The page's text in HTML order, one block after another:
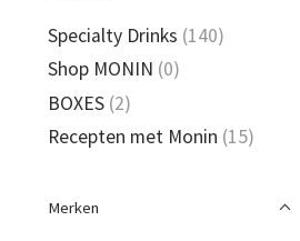
Specialty Drinks (140)
Shop MONIN (0)
BOXES (2)
Recepten met Monin (15)
Merken